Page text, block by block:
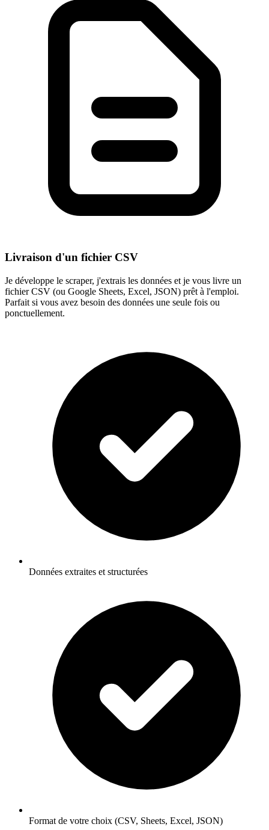
Livraison d'un fichier CSV
Je développe le scraper, j'extrais les données et je vous livre un
fichier CSV (ou Google Sheets, Excel, JSON) prêt à l'emploi.
Parfait si vous avez besoin des données une seule fois ou
ponctuellement.
Données extraites et structurées
Format de votre choix (CSV, Sheets, Excel, JSON)